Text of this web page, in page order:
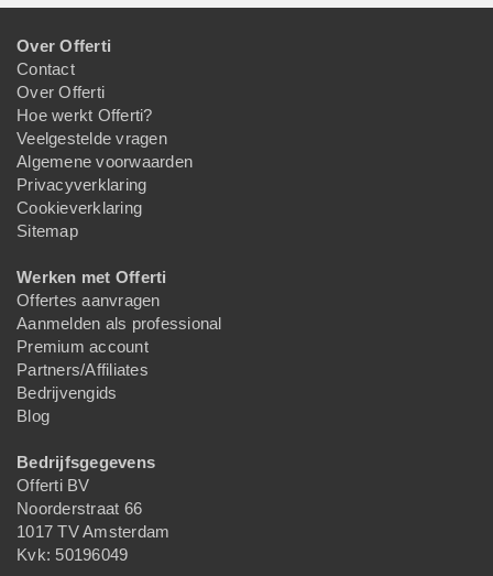
Over Offerti
Contact
Over Offerti
Hoe werkt Offerti?
Veelgestelde vragen
Algemene voorwaarden
Privacyverklaring
Cookieverklaring
Sitemap
Werken met Offerti
Offertes aanvragen
Aanmelden als professional
Premium account
Partners/Affiliates
Bedrijvengids
Blog
Bedrijfsgegevens
Offerti BV
Noorderstraat 66
1017 TV Amsterdam
Kvk: 50196049